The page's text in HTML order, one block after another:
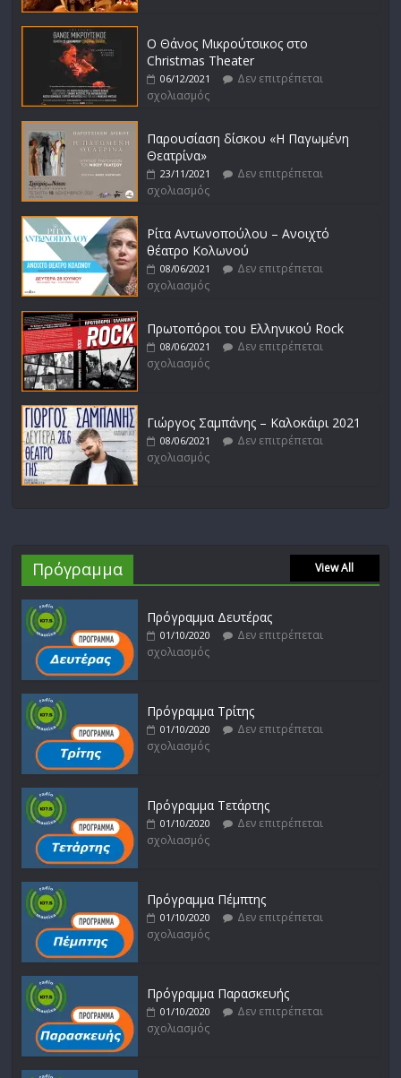
Ο Θάνος Μικρούτσικος στο
Christmas Theater
06/12/2021
Δεν επιτρέπεται
σχολιασμός
Παρουσίαση δίσκου «Η Παγωμένη
Θεατρίνα»
23/11/2021
Δεν επιτρέπεται
σχολιασμός
Ρίτα Αντωνοπούλου – Ανοιχτό
θέατρο Κολωνού
08/06/2021
Δεν επιτρέπεται
σχολιασμός
Πρωτοπόροι του Ελληνικού Rock
08/06/2021
Δεν επιτρέπεται
σχολιασμός
Γιώργος Σαμπάνης – Καλοκάιρι 2021
08/06/2021
Δεν επιτρέπεται
σχολιασμός
Πρόγραμμα View All
Πρόγραμμα Δευτέρας
01/10/2020
Δεν επιτρέπεται
σχολιασμός
Πρόγραμμα Τρίτης
01/10/2020
Δεν επιτρέπεται
σχολιασμός
Πρόγραμμα Τετάρτης
01/10/2020
Δεν επιτρέπεται
σχολιασμός
Πρόγραμμα Πέμπτης
01/10/2020
Δεν επιτρέπεται
σχολιασμός
Πρόγραμμα Παρασκευής
01/10/2020
Δεν επιτρέπεται
σχολιασμός